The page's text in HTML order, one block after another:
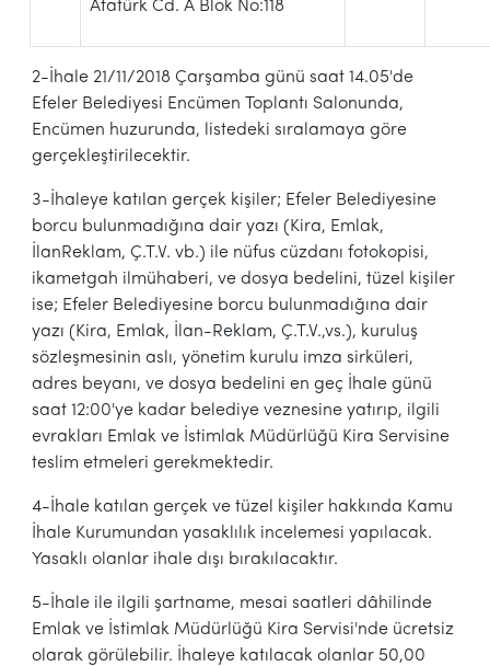
Atatürk Cd. A Blok No:118
2-İhale 21/11/2018 Çarşamba günü saat 14.05'de
Efeler Belediyesi Encümen Toplantı Salonunda,
Encümen huzurunda, listedeki sıralamaya göre
gerçekleştirilecektir.
3-İhaleye katılan gerçek kişiler; Efeler Belediyesine
borcu bulunmadığına dair yazı (Kira, Emlak,
İlanReklam, Ç.T.V. vb.) ile nüfus cüzdanı fotokopisi,
ikametgah ilmühaberi, ve dosya bedelini, tüzel kişiler
ise; Efeler Belediyesine borcu bulunmadığına dair
yazı (Kira, Emlak, İlan-Reklam, Ç.T.V.,vs.), kuruluş
sözleşmesinin aslı, yönetim kurulu imza sirküleri,
adres beyanı, ve dosya bedelini en geç İhale günü
saat 12:00'ye kadar belediye veznesine yatırıp, ilgili
evrakları Emlak ve İstimlak Müdürlüğü Kira Servisine
teslim etmeleri gerekmektedir.
4-İhale katılan gerçek ve tüzel kişiler hakkında Kamu
İhale Kurumundan yasaklılık incelemesi yapılacak.
Yasaklı olanlar ihale dışı bırakılacaktır.
5-İhale ile ilgili şartname, mesai saatleri dâhilinde
Emlak ve İstimlak Müdürlüğü Kira Servisi'nde ücretsiz
olarak görülebilir. İhaleye katılacak olanlar 50,00